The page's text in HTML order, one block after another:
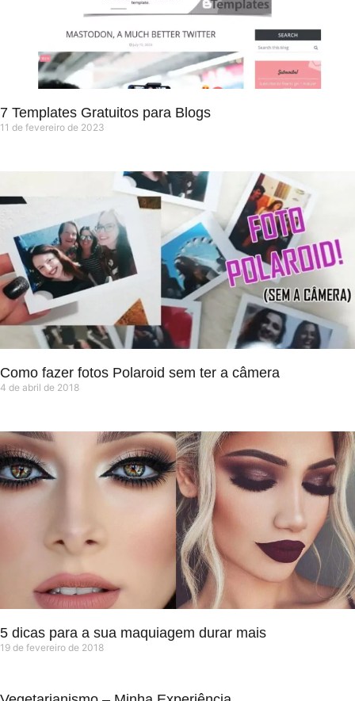
7 Templates Gratuitos para Blogs
11 de fevereiro de 2023
Como fazer fotos Polaroid sem ter a câmera
4 de abril de 2018
5 dicas para a sua maquiagem durar mais
19 de fevereiro de 2018